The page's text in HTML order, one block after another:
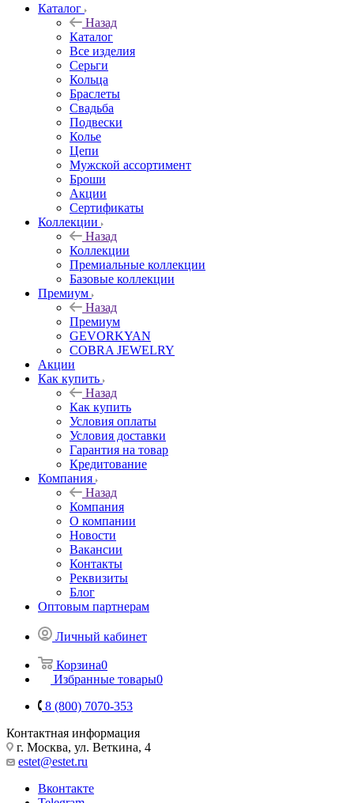
Каталог
Назад
Каталог
Все изделия
Серьги
Кольца
Браслеты
Свадьба
Подвески
Колье
Цепи
Мужской ассортимент
Броши
Акции
Сертификаты
Коллекции
Назад
Коллекции
Премиальные коллекции
Базовые коллекции
Премиум
Назад
Премиум
GEVORKYAN
COBRA JEWELRY
Акции
Как купить
Назад
Как купить
Условия оплаты
Условия доставки
Гарантия на товар
Кредитование
Компания
Назад
Компания
О компании
Новости
Вакансии
Контакты
Реквизиты
Блог
Оптовым партнерам
Личный кабинет
Корзина0
Избранные товары0
8 (800) 7070-353
Контактная информация
г. Москва, ул. Веткина, 4
estet@estet.ru
Вконтакте